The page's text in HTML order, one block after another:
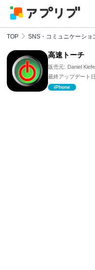
TOP SNS・コミュニケーショ
高速トーチ
販売元: Daniel
最終アップデート
iPhone